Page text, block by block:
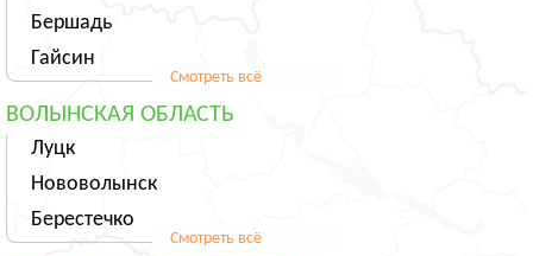
Бершадь
Гайсин
Смотреть всё
ВОЛЫНСКАЯ ОБЛАСТЬ
Луцк
Нововолынск
Берестечко
Смотреть всё